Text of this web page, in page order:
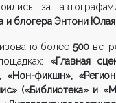
за
и блогера Энтони
более 500
«Главная
«Нон-фикшн»,
(«Библиотека» и